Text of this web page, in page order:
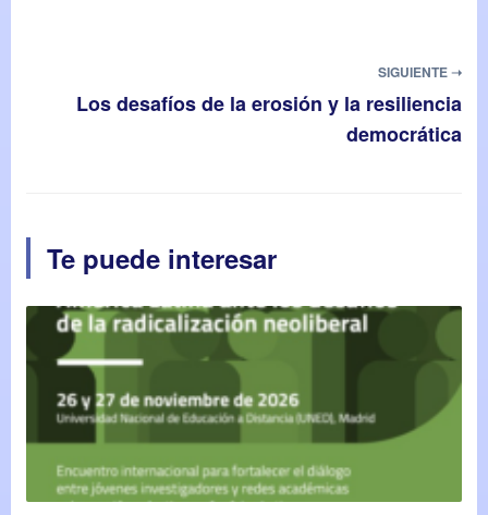
SIGUIENTE ➝
Los desafíos de la erosión y la resiliencia
democrática
Te puede interesar